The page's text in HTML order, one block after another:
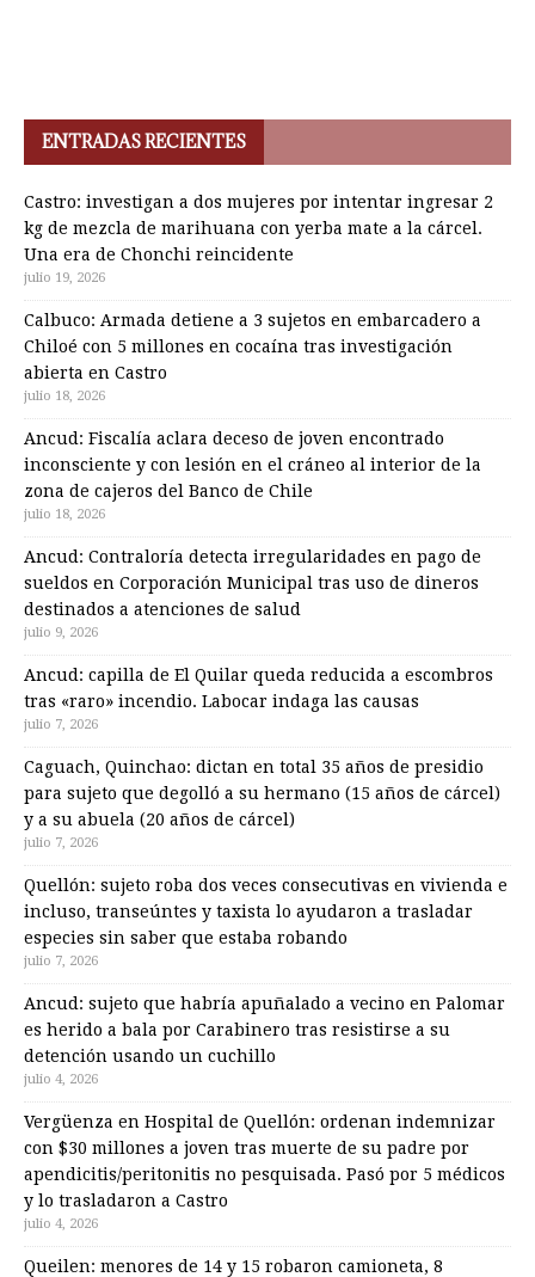
ENTRADAS RECIENTES
Castro: investigan a dos mujeres por intentar ingresar 2
kg de mezcla de marihuana con yerba mate a la cárcel.
Una era de Chonchi reincidente
julio 19, 2026
Calbuco: Armada detiene a 3 sujetos en embarcadero a
Chiloé con 5 millones en cocaína tras investigación
abierta en Castro
julio 18, 2026
Ancud: Fiscalía aclara deceso de joven encontrado
inconsciente y con lesión en el cráneo al interior de la
zona de cajeros del Banco de Chile
julio 18, 2026
Ancud: Contraloría detecta irregularidades en pago de
sueldos en Corporación Municipal tras uso de dineros
destinados a atenciones de salud
julio 9, 2026
Ancud: capilla de El Quilar queda reducida a escombros
tras «raro» incendio. Labocar indaga las causas
julio 7, 2026
Caguach, Quinchao: dictan en total 35 años de presidio
para sujeto que degolló a su hermano (15 años de cárcel)
y a su abuela (20 años de cárcel)
julio 7, 2026
Quellón: sujeto roba dos veces consecutivas en vivienda e
incluso, transeúntes y taxista lo ayudaron a trasladar
especies sin saber que estaba robando
julio 7, 2026
Ancud: sujeto que habría apuñalado a vecino en Palomar
es herido a bala por Carabinero tras resistirse a su
detención usando un cuchillo
julio 4, 2026
Vergüenza en Hospital de Quellón: ordenan indemnizar
con $30 millones a joven tras muerte de su padre por
apendicitis/peritonitis no pesquisada. Pasó por 5 médicos
y lo trasladaron a Castro
julio 4, 2026
Queilen: menores de 14 y 15 robaron camioneta, 8